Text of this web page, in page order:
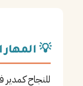
💡
للنجاح